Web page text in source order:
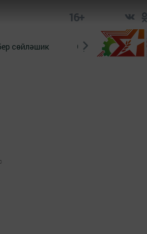
16+
сөйләшик Сүз тарихы